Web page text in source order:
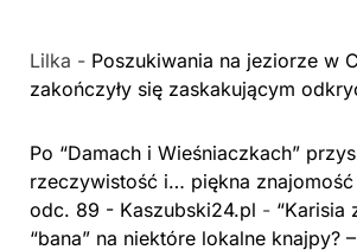
Lilka - Poszukiwania na jeziorze w
zakończyły się zaskakującym
Po “Damach i Wieśniaczkach”
rzeczywistość i… piękna znajomość
odc. 89 - Kaszubski24.pl - “Karisia
“bana” na niektóre lokalne knajpy?